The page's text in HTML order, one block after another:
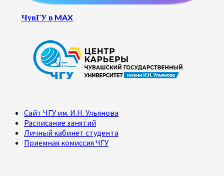
ЧувГУ в MAX
Сайт ЧГУ им. И.Н. Ульянова
Расписание занятий
Личный кабинет студента
Приемная комиссия ЧГУ